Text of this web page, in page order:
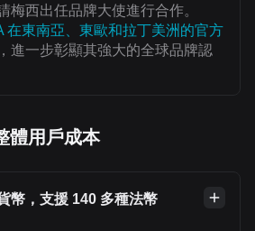
梅西出任品牌大使進行合作。
在東南亞、東歐和拉丁美洲的官方
，進一步彰顯其強大的全球品牌認
體用戶成本
幣，支援 140 多種法幣